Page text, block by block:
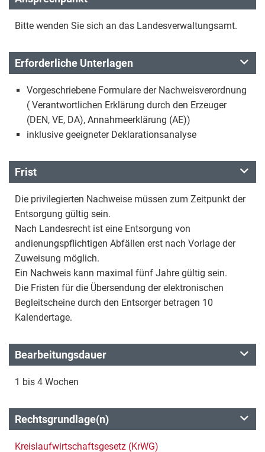
Bitte wenden Sie sich an das Landesverwaltungsamt.
Erforderliche Unterlagen
Vorgeschriebene Formulare der Nachweisverordnung
( Verantwortlichen Erklärung durch den Erzeuger
(DEN, VE, DA), Annahmeerklärung (AE))
inklusive geeigneter Deklarationsanalyse
Frist
Die privilegierten Nachweise müssen zum Zeitpunkt der
Entsorgung gültig sein.
Nach Landesrecht ist eine Entsorgung von
andienungspflichtigen Abfällen erst nach Vorlage der
Zuweisung möglich.
Ein Nachweis kann maximal fünf Jahre gültig sein.
Die Fristen für die Übersendung der elektronischen
Begleitscheine durch den Entsorger betragen 10
Kalendertage.
Bearbeitungsdauer
1 bis 4 Wochen
Rechtsgrundlage(n)
Kreislaufwirtschaftsgesetz (KrWG)